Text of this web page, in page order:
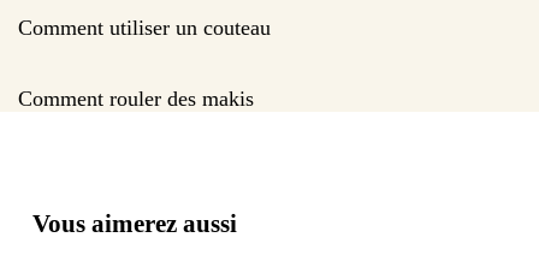
Comment utiliser un couteau
Comment rouler des makis
Vous aimerez aussi